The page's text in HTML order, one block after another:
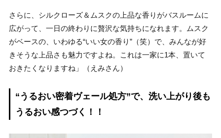
さらに、シルクローズ＆ムスクの上品な香りがバスルームに
広がって、一日の終わりに贅沢な気持ちになれます。ムスク
がベースの、いわゆる“いい女の香り”（笑）で、みんなが好
きそうな上品さも魅力ですよね。これは一家に1本、置いて
おきたくなりますね」（えみさん）
“うるおい密着ヴェール処方”で、洗い上がり後も
うるおい感つづく！！